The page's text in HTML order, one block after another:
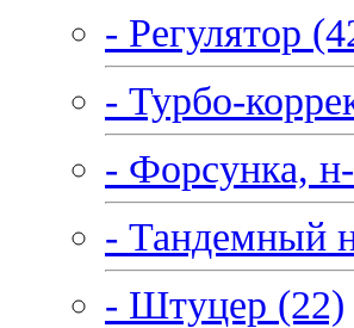
- Регулятор
- Турбо-
- Форсунка,
- Тандемный
- Штуцер (22)